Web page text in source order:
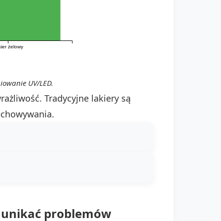
żelowy
UV/LED.
Tradycyjne lakiery są
problemów